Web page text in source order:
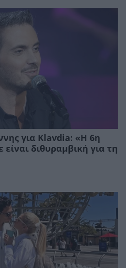
για Klavdia: «Η 6η
διθυραμβική για τη